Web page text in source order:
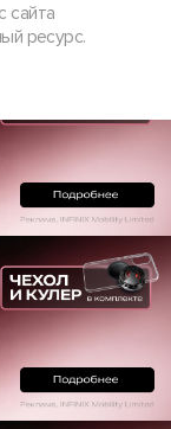
сайта
ресурс.